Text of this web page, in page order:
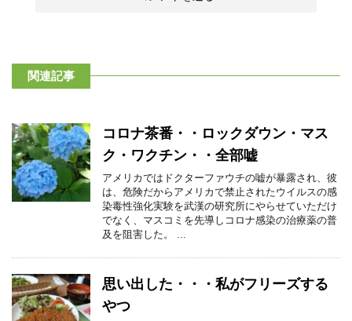
関連記事
コロナ茶番・・ロックダウン・マス
ク・ワクチン・・全部嘘
アメリカではドクターファウチの嘘が暴露され、彼
は、危険だからアメリカで禁止されたウイルスの感
染毒性強化実験を武漢の研究所にやらせていただけ
でなく、マスコミを先導しコロナ感染の治療薬の普
及を阻害した。 ...
思い出した・・・私がフリーズする
やつ